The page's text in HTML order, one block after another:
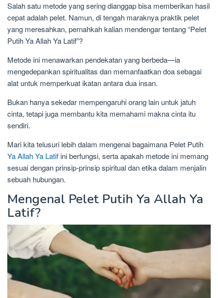
Salah satu metode yang sering dianggap bisa memberikan hasil
cepat adalah pelet. Namun, di tengah maraknya praktik pelet
yang meresahkan, pernahkah kalian mendengar tentang “Pelet
Putih Ya Allah Ya Latif”?
Metode ini menawarkan pendekatan yang berbeda—ia
mengedepankan spiritualitas dan memanfaatkan doa sebagai
alat untuk memperkuat ikatan antara dua insan.
Bukan hanya sekedar mempengaruhi orang lain untuk jatuh
cinta, tetapi juga membantu kita memahami makna cinta itu
sendiri.
Mari kita telusuri lebih dalam mengenai bagaimana Pelet Putih
Ya Allah Ya Latif ini berfungsi, serta apakah metode ini memang
sesuai dengan prinsip-prinsip spiritual dan etika dalam menjalin
sebuah hubungan.
Mengenal Pelet Putih Ya Allah Ya
Latif?